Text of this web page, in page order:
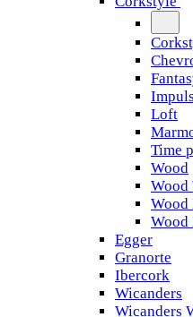
Impuls
Loft
Time
Wood
Wood
Wood
Wood
Egger
Granorte
Ibercork
Wicanders
Wicanders